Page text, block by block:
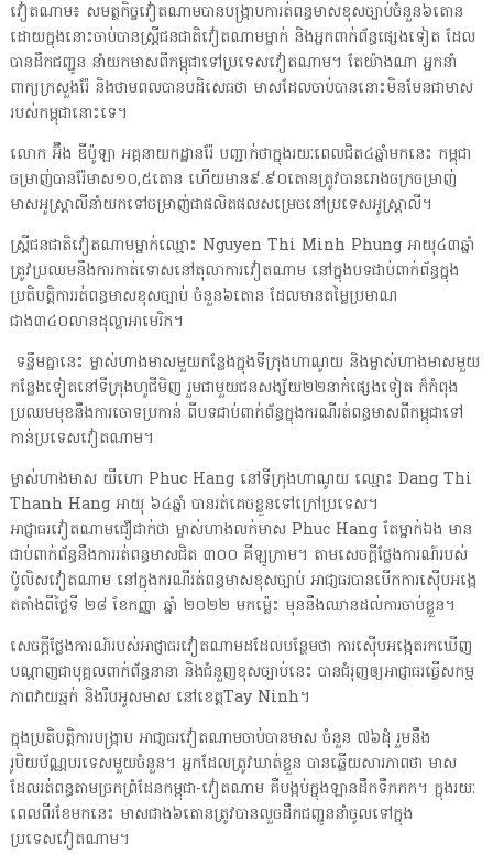
វៀតណាម៖ សមត្ថកិច្ចវៀតណាមបានបង្ក្រាបការត់ពន្ធមាសខុសច្បាប់ចំនួន៦តោន
ដោយក្នុងនោះចាប់បានស្រ្តីជនជាតិវៀតណាមម្នាក់ និងអ្នកពាក់ព័ន្ធផ្សេងទៀត ដែល
បានដឹកជញ្ជូន នាំយកមាសពីកម្ពុជាទៅប្រទេសវៀតណាម។ តែយ៉ាងណា អ្នកនាំ
ពាក្យក្រសួងរ៉ែ និងថាមពលបានបដិសេធថា មាសដែលចាប់បាននោះមិនមែនជាមាស
របស់កម្ពុជានោះទេ។
លោក អ៊ឹង ឌីប៉ូឡា អគ្គនាយកដ្ឋានរ៉ែ បញ្ជាក់ថាក្នុងរយៈពេលជិត៤ឆ្នាំមកនេះ កម្ពុជា
ចម្រាញ់បានរ៉ែមាស១០,៥តោន ហើយមាន៩.៩០តោនត្រូវបានរោងចក្រចម្រាញ់
មាសអូស្ដ្រាលីនាំយកទៅចម្រាញ់ជាផលិតផលសម្រេចនៅប្រទេសអូស្ដ្រាលី។
ស្រ្ដីជនជាតិវៀតណាមម្នាក់ឈ្មោះ Nguyen Thi Minh Phung អាយុ៤៣ឆ្នាំ
ត្រូវប្រឈមនឹងការកាត់ទោសនៅតុលាការវៀតណាម នៅក្នុងបទជាប់ពាក់ព័ន្ធក្នុង
ប្រតិបត្តិការរត់ពន្ធមាសខុសច្បាប់ ចំនួន៦តោន ដែលមានតម្លៃប្រមាណ
ជាង៣៤០លានដុល្លាអាមេរិក។
ទន្ទឹមគ្នានេះ ម្ចាស់ហាងមាសមួយកន្លែងក្នុងទីក្រុងហាណូយ និងម្ចាស់ហាងមាសមួយ
កន្លែងទៀតនៅទីក្រុងហូជីមិញ រួមជាមួយជនសង្ស័យ២២នាក់ផ្សេងទៀត ក៏កំពុង
ប្រឈមមុខនឹងការចោទប្រកាន់ ពីបទជាប់ពាក់ព័ន្ធក្នុងករណីរត់ពន្ធមាសពីកម្ពុជាទៅ
កាន់ប្រទេសវៀតណាម។
ម្ចាស់ហាងមាស យីហោ Phuc Hang នៅទីក្រុងហាណូយ ឈ្មោះ Dang Thi
Thanh Hang អាយុ ៦៤ឆ្នាំ បានរត់គេចខ្លួនទៅក្រៅប្រទេស។
អាជ្ញាធរវៀតណាមជឿជាក់ថា ម្ចាស់ហាងលក់មាស Phuc Hang តែម្នាក់ឯង មាន
ជាប់ពាក់ព័ន្ធនឹងការរត់ពន្ធមាសជិត ៣០០ គីឡូក្រាម។ តាមសេចក្តីថ្លែងការណ៍របស់
ប៉ូលិសវៀតណាម នៅក្នុងករណីរត់ពន្ធមាសខុសច្បាប់ អាជា្ញធរបានបើកការស៊ើបអង្កេ
តតាំងពីថ្ងៃទី ២៨ ខែកញ្ញា ឆ្នាំ ២០២២ មកម្ល៉េះ មុននឹងឈានដល់ការចាប់ខ្លួន។
សេចក្ដីថ្លែងការណ៍របស់អាជ្ញាធរវៀតណាមដដែលបន្ថែមថា ការស៊ើបអង្កេតរកឃើញ
បណ្តាញជាបុគ្គលពាក់ព័ន្ធនានា និងជំនួញខុសច្បាប់នេះ បានជំរុញឲ្យអាជ្ញាធរធ្វើសកម្ម
ភាពវាយឆ្មក់ និងរឹបអូសមាស នៅខេត្តTay Ninh។
ក្នុងប្រតិបត្តិការបង្ក្រាប អាជា្ញធរវៀតណាមចាប់បានមាស ចំនួន ៧៦ដុំ រួមនឹង
រូបិយប័ណ្ណបរទេសមួយចំនួន។ អ្នកដែលត្រូវឃាត់ខ្លួន បានឆ្លើយសារភាពថា មាស
ដែលរត់ពន្ធតាមច្រកព្រំដែនកម្ពុជា-វៀតណាម គឺបង្កប់ក្នុងឡានដឹកទឹកកក។ ក្នុងរយៈ
ពេលពីរខែមកនេះ មាសជាង៦តោនត្រូវបានលួចដឹកជញ្ជូននាំចូលទៅក្នុង
ប្រទេសវៀតណាម។